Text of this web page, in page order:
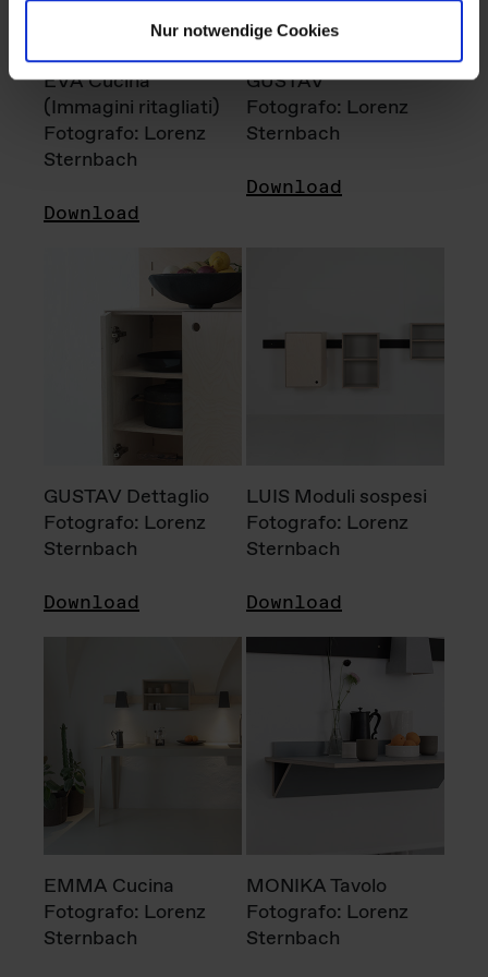
Nur notwendige Cookies
EVA Cucina
(Immagini ritagliati)
Fotografo: Lorenz
Sternbach
Download
GUSTAV
Fotografo: Lorenz
Sternbach
Download
GUSTAV Dettaglio
Fotografo: Lorenz
Sternbach
Download
LUIS Moduli sospesi
Fotografo: Lorenz
Sternbach
Download
EMMA Cucina
Fotografo: Lorenz
Sternbach
MONIKA Tavolo
Fotografo: Lorenz
Sternbach